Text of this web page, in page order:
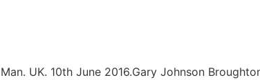
UK. 10th June 2016.Gary Johnson